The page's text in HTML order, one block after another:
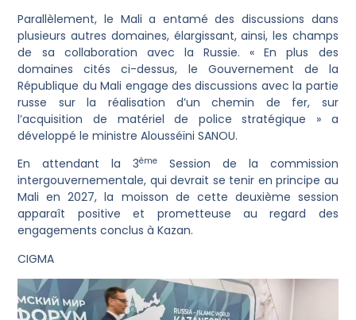
Parallèlement, le Mali a entamé des discussions dans
plusieurs autres domaines, élargissant, ainsi, les champs
de sa collaboration avec la Russie. « En plus des
domaines cités ci-dessus, le Gouvernement de la
République du Mali engage des discussions avec la partie
russe sur la réalisation d’un chemin de fer, sur
l’acquisition de matériel de police stratégique » a
développé le ministre Alousséïni SANOU.
En attendant la 3ème
Session de la commission
intergouvernementale, qui devrait se tenir en principe au
Mali en 2027, la moisson de cette deuxième session
apparaît positive et prometteuse au regard des
engagements conclus à Kazan.
CIGMA